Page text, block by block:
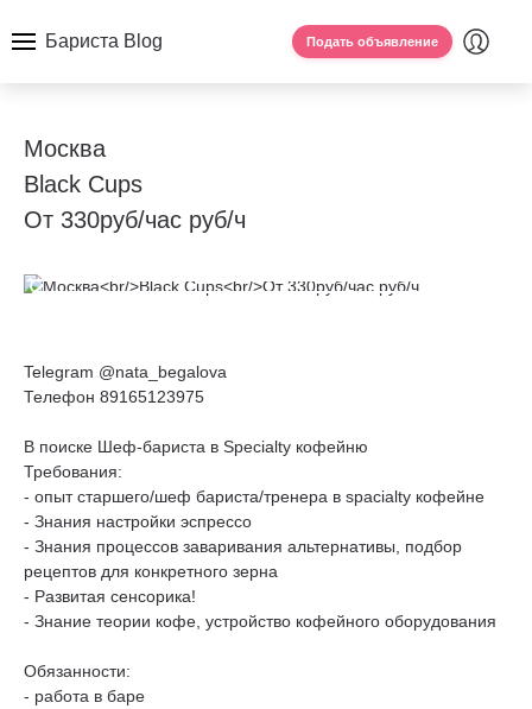
Бариста Blog Подать объявление
Москва
Black Cups
От 330руб/час руб/ч
Telegram @nata_begalova
Телефон 89165123975
В поиске Шеф-бариста в Specialty кофейню
Требования:
- опыт старшего/шеф бариста/тренера в spacialty кофейне
- Знания настройки эспрессо
- Знания процессов заваривания альтернативы, подбор
рецептов для конкретного зерна
- Развитая сенсорика!
- Знание теории кофе, устройство кофейного оборудования
Обязанности:
- работа в баре